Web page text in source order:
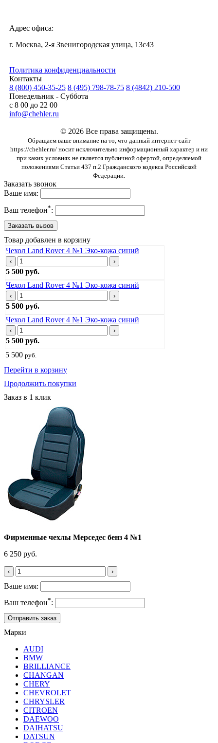
Адрес офиса:
г. Москва, 2-я Звенигородская улица, 13с43
Политика конфиденциальности
Контакты
8 (800) 450-35-25 8 (495) 798-78-75 8 (4842) 210-500
Понедельник - Суббота
с 8 00 до 22 00
info@chehler.ru
© 2026 Все права защищены.
Обращаем ваше внимание на то, что данный интернет-сайт
https://chehler.ru/ носит исключительно информационный характер и ни
при каких условиях не является публичной офертой, определяемой
положениями Статьи 437 п.2 Гражданского кодекса Российской
Федерации.
Заказать звонок
Ваше имя:
Ваш телефон*:
Товар добавлен в корзину
Чехол Land Rover 4 №1 Эко-кожа синий
‹ ›
5 500 руб.
Чехол Land Rover 4 №1 Эко-кожа синий
‹ ›
5 500 руб.
Чехол Land Rover 4 №1 Эко-кожа синий
‹ ›
5 500 руб.
5 500 руб.
Перейти в корзину
Продолжить покупки
Заказ в 1 клик
Фирменные чехлы Мерседес бенз 4 №1
6 250 руб.
‹ ›
Ваше имя:
Ваш телефон*:
Марки
AUDI
BMW
BRILLIANCE
CHANGAN
CHERY
CHEVROLET
CHRYSLER
CITROEN
DAEWOO
DAIHATSU
DATSUN